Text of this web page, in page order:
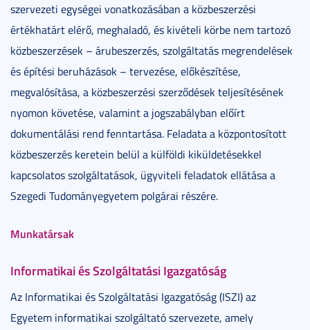
szervezeti egységei vonatkozásában a közbeszerzési
értékhatárt elérő, meghaladó, és kivételi körbe nem tartozó
közbeszerzések – árubeszerzés, szolgáltatás megrendelések
és építési beruházások – tervezése, előkészítése,
megvalósítása, a közbeszerzési szerződések teljesítésének
nyomon követése, valamint a jogszabályban előírt
dokumentálási rend fenntartása. Feladata a központosított
közbeszerzés keretein belül a külföldi kiküldetésekkel
kapcsolatos szolgáltatások, ügyviteli feladatok ellátása a
Szegedi Tudományegyetem polgárai részére.
Munkatársak
Informatikai és Szolgáltatási Igazgatóság
Az Informatikai és Szolgáltatási Igazgatóság (ISZI) az
Egyetem informatikai szolgáltató szervezete, amely